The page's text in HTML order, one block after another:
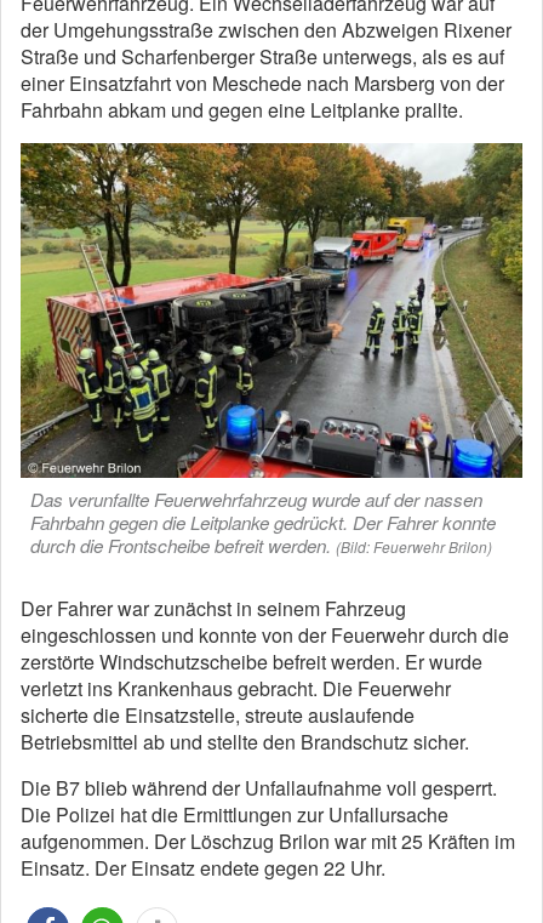
der Umgehungsstraße zwischen den Abzweigen Rixener
Straße und Scharfenberger Straße unterwegs, als es auf
einer Einsatzfahrt von Meschede nach Marsberg von der
Fahrbahn abkam und gegen eine Leitplanke prallte.
Das verunfallte Feuerwehrfahrzeug wurde auf der nassen
Fahrbahn gegen die Leitplanke gedrückt. Der Fahrer konnte
durch die Frontscheibe befreit werden. (Bild: Feuerwehr Brilon)
Der Fahrer war zunächst in seinem Fahrzeug
eingeschlossen und konnte von der Feuerwehr durch die
zerstörte Windschutzscheibe befreit werden. Er wurde
verletzt ins Krankenhaus gebracht. Die Feuerwehr
sicherte die Einsatzstelle, streute auslaufende
Betriebsmittel ab und stellte den Brandschutz sicher.
Die B7 blieb während der Unfallaufnahme voll gesperrt.
Die Polizei hat die Ermittlungen zur Unfallursache
aufgenommen. Der Löschzug Brilon war mit 25 Kräften im
Einsatz. Der Einsatz endete gegen 22 Uhr.